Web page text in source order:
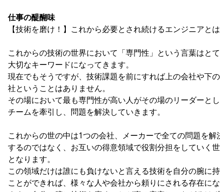
仕事の醍醐味
【技術を磨け！】これから必要とされ続けるエンジニアと
これからの技術の世界において「専門性」という言葉はと
大切なキーワードになってきます。
現在でもそうですが、技術課題を前にすれば上の会社や下
社ということはありません。
その場において最も専門性が高い人がその場のリーダーと
チームを牽引し、問題を解決していきます。
これからの世の中は1つの会社、メーカーで全ての問題を解
するのではなく、お互いの得意領域で役割分担をしていく
となります。
この領域だけは誰にも負けないと言える技術を自分の腕に
ことができれば、様々な人や会社から頼りにされる存在に